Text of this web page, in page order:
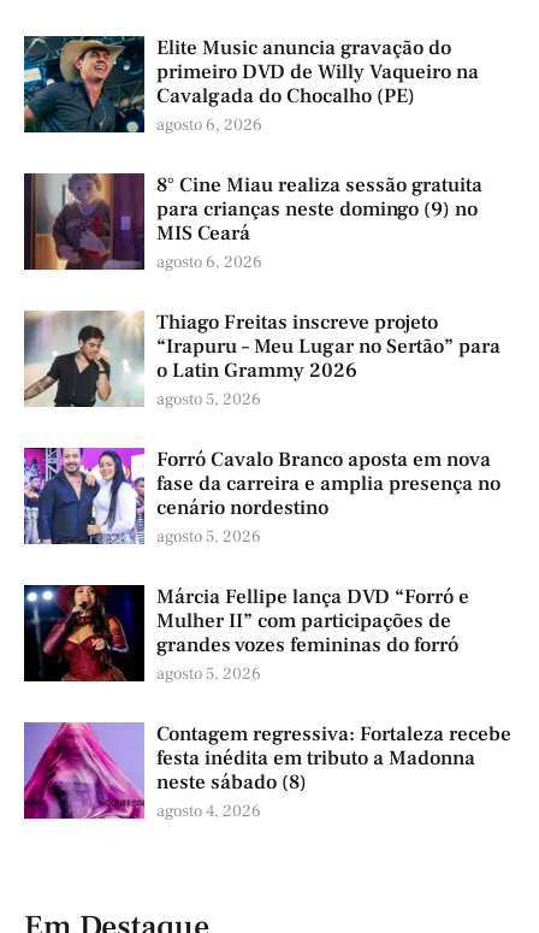
Elite Music anuncia gravação do
primeiro DVD de Willy Vaqueiro na
Cavalgada do Chocalho (PE)
agosto 6, 2026
8° Cine Miau realiza sessão gratuita
para crianças neste domingo (9) no
MIS Ceará
agosto 6, 2026
Thiago Freitas inscreve projeto
“Irapuru – Meu Lugar no Sertão” para
o Latin Grammy 2026
agosto 5, 2026
Forró Cavalo Branco aposta em nova
fase da carreira e amplia presença no
cenário nordestino
agosto 5, 2026
Márcia Fellipe lança DVD “Forró e
Mulher II” com participações de
grandes vozes femininas do forró
agosto 5, 2026
Contagem regressiva: Fortaleza recebe
festa inédita em tributo a Madonna
neste sábado (8)
agosto 4, 2026